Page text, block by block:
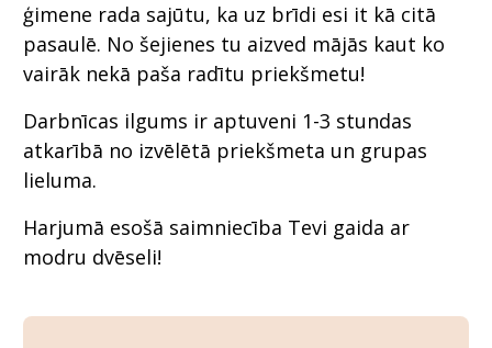
ģimene rada sajūtu, ka uz brīdi esi it kā citā
pasaulē. No šejienes tu aizved mājās kaut ko
vairāk nekā paša radītu priekšmetu!
Darbnīcas ilgums ir aptuveni 1-3 stundas
atkarībā no izvēlētā priekšmeta un grupas
lieluma.
Harjumā esošā saimniecība Tevi gaida ar
modru dvēseli!